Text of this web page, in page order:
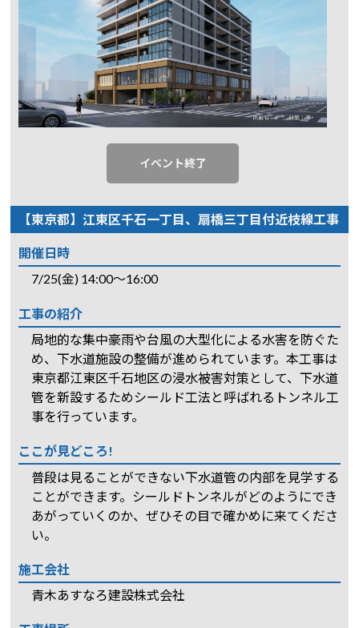
イベント終了
【東京都】江東区千石一丁目、扇橋三丁目付近枝線工事
開催日時
7/25(金) 14:00～16:00
工事の紹介
局地的な集中豪雨や台風の大型化による水害を防ぐた
め、下水道施設の整備が進められています。本工事は
東京都江東区千石地区の浸水被害対策として、下水道
管を新設するためシールド工法と呼ばれるトンネル工
事を行っています。
ここが見どころ!
普段は見ることができない下水道管の内部を見学する
ことができます。シールドトンネルがどのようにでき
あがっていくのか、ぜひその目で確かめに来てくださ
い。
施工会社
青木あすなろ建設株式会社